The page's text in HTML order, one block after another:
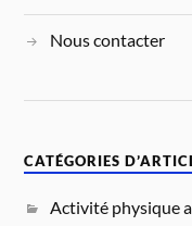
Nous contacter
CATÉGORIES
Activité physique